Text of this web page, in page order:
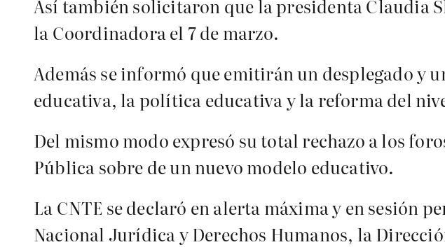
Así también solicitaron que la presidenta Claudia
la Coordinadora el 7 de marzo.
Además se informó que emitirán un desplegado y
educativa, la política educativa y la reforma del
Del mismo modo expresó su total rechazo a los
Pública sobre de un nuevo modelo educativo.
La CNTE se declaró en alerta máxima y en sesión
Nacional Jurídica y Derechos Humanos, la